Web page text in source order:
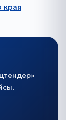
края